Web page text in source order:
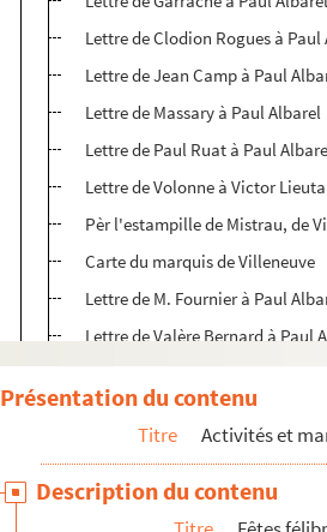
Lettre de Clodion Rogues à
Lettre de Jean Camp à Paul
Lettre de Massary à Paul Albarel
Lettre de Paul Ruat à Paul
Lettre de Volonne à Victor
Pèr l'estampille de Mistrau, de
Carte du marquis de Villeneuve
Lettre de M. Fournier à Paul
Lettre de Valère Bernard à Paul
Lettre de Louis Delhostal à Paul
Lettre de Louis Delhostal à Paul
Lettre du Garage Delalieux à
Lettre d'A. Jaubert à Paul Albarel
Présentation du contenu
Titre Activités et
Description du contenu